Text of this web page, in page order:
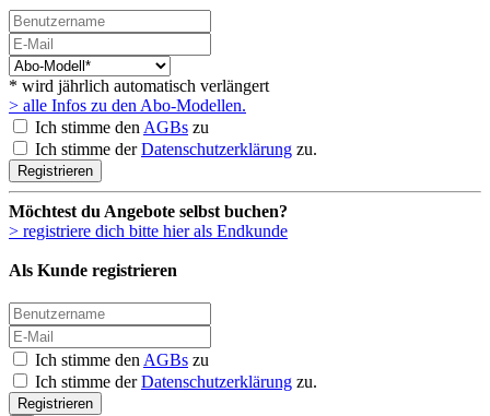
* wird jährlich automatisch verlängert
> alle Infos zu den Abo-Modellen.
Ich stimme den AGBs zu
Ich stimme derDatenschutzerklärung zu.
Registrieren
Möchtest du Angebote selbst buchen?
> registriere dich bitte hier als Endkunde
Als Kunde registrieren
Ich stimme den AGBs zu
Ich stimme derDatenschutzerklärung zu.
Registrieren